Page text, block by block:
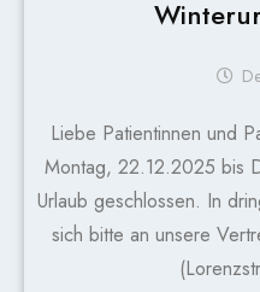
Liebe Patientinnen und
Montag, 22.12.2025 bis
Urlaub geschlossen. In
sich bitte an unsere